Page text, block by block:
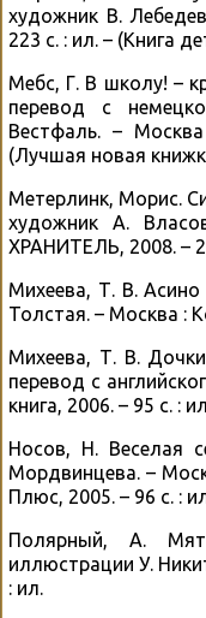
художник В.
223 с. : ил. – (Книга
Мебс, Г. В школу! –
перевод с
Вестфаль. –
(Лучшая новая
Метерлинк, Морис.
художник А.
ХРАНИТЕЛЬ, 2008. –
Михеева, Т. В.
Толстая. – Москва :
Михеева, Т. В.
перевод с
книга, 2006. – 95 с. :
Носов, Н. Веселая
Мордвинцева. –
Плюс, 2005. – 96 с. :
Полярный, А.
иллюстрации У.
: ил.